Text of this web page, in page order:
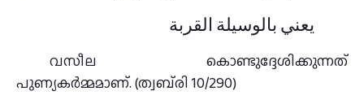
يعني بالوسيلة القربة
വസീല കൊണ്ടുദ്ദേശിക്കുന്നത്‌
പുണ്യകർമ്മമാണ്‌. (ത്വബ്‌രി 10/290)